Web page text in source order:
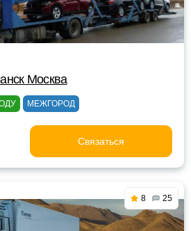
Москва
МЕЖГОРОД
Связаться
8 25